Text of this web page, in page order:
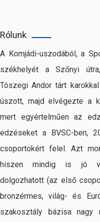
Rólunk
A Komjádi-uszodából, a
székhelyét a Szőnyi
Tószegi Andor tárt
úszott, majd elvégezte a
mert egyértelműen az
edzéseket a BVSC-ben,
csoportokért felel. Azt
hiszen mindig is jó
dolgozhatott (az első
bronzérmes, világ- és
szakosztály bázisa nagy